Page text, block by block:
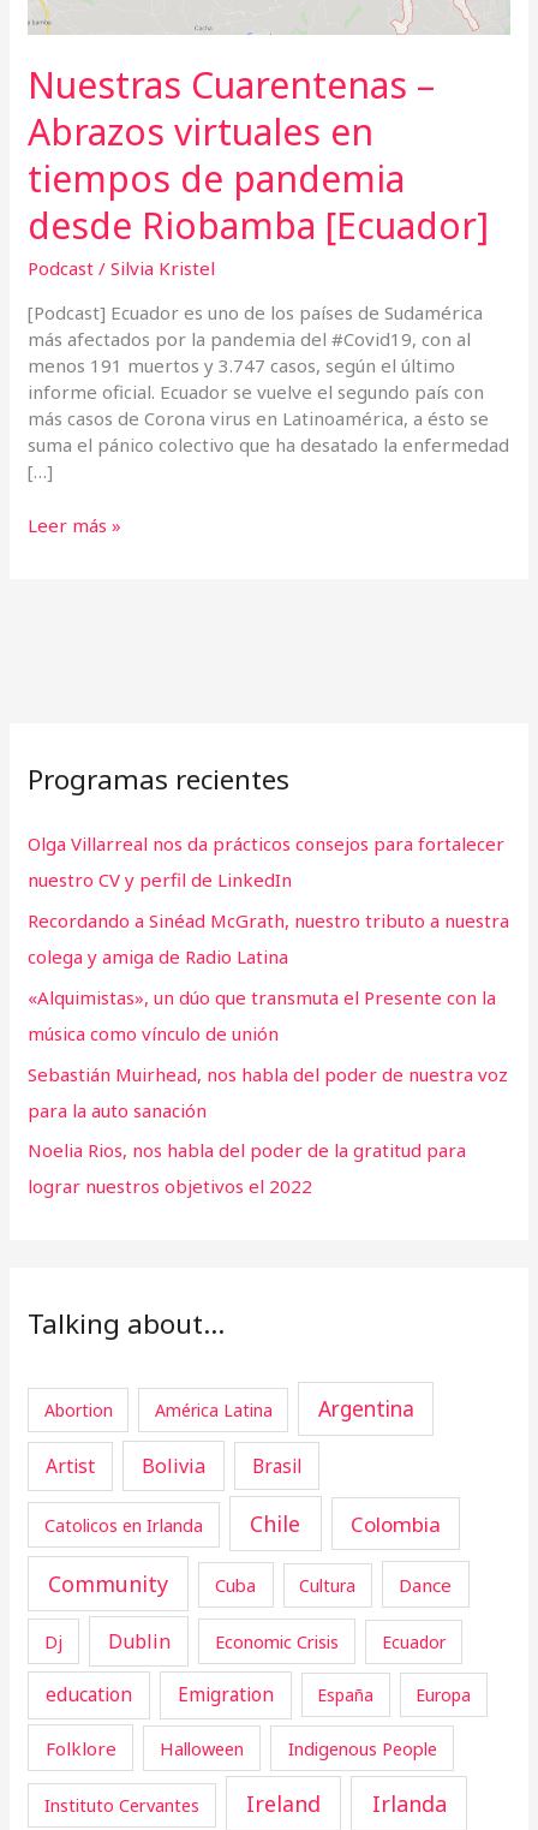
Nuestras Cuarentenas –
Abrazos virtuales en
tiempos de pandemia
desde Riobamba [Ecuador]
Podcast /Silvia Kristel
[Podcast] Ecuador es uno de los países de Sudamérica
más afectados por la pandemia del #Covid19, con al
menos 191 muertos y 3.747 casos, según el último
informe oficial. Ecuador se vuelve el segundo país con
más casos de Corona virus en Latinoamérica, a ésto se
suma el pánico colectivo que ha desatado la enfermedad
[…]
desde
Riobamba
Leer más »
Programas recientes
Olga Villarreal nos da prácticos consejos para fortalecer
nuestro CV y perfil de LinkedIn
Recordando a Sinéad McGrath, nuestro tributo a nuestra
colega y amiga de Radio Latina
«Alquimistas», un dúo que transmuta el Presente con la
música como vínculo de unión
Sebastián Muirhead, nos habla del poder de nuestra voz
para la auto sanación
Noelia Rios, nos habla del poder de la gratitud para
lograr nuestros objetivos el 2022
Talking about…
Abortion América Latina Argentina
Artist Bolivia Brasil
Catolicos en Irlanda Chile Colombia
Community Cuba Cultura Dance
Dj Dublin Economic Crisis Ecuador
education Emigration España Europa
Folklore Halloween Indigenous People
Instituto Cervantes Ireland Irlanda